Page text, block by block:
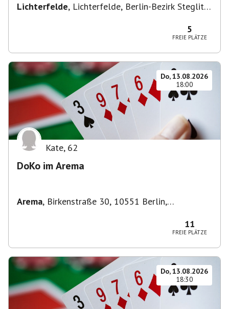
Lichterfelde, Lichterfelde, Berlin-Bezirk Steglitz-
5
FREIE PLÄTZE
Do, 13.08.2026
18:00
Kate, 62
DoKo im Arema
Arema, Birkenstraße 30, 10551 Berlin,
11
FREIE PLÄTZE
Do, 13.08.2026
18:30